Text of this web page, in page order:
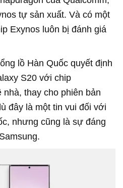
tự sản xuất. Và có một
Exynos luôn bị đánh giá
lồ Hàn Quốc quyết định
S20 với chip
nhà, thay cho phiên bản
đây là một tin vui đối với
nhưng cũng là sự đáng